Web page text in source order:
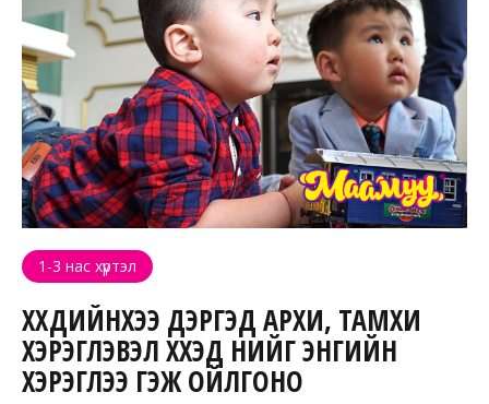
1-3 нас хүртэл
ХҮҮХДИЙНХЭЭ ДЭРГЭД АРХИ, ТАМХИ
ХЭРЭГЛЭВЭЛ ХҮҮХЭД ҮҮНИЙГ ЭНГИЙН
ХЭРЭГЛЭЭ ГЭЖ ОЙЛГОНО